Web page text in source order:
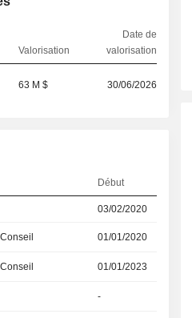
Valorisation
Date de
valorisation
63 M $ 30/06/2026
Début
03/02/2020
01/01/2020
01/01/2023
-